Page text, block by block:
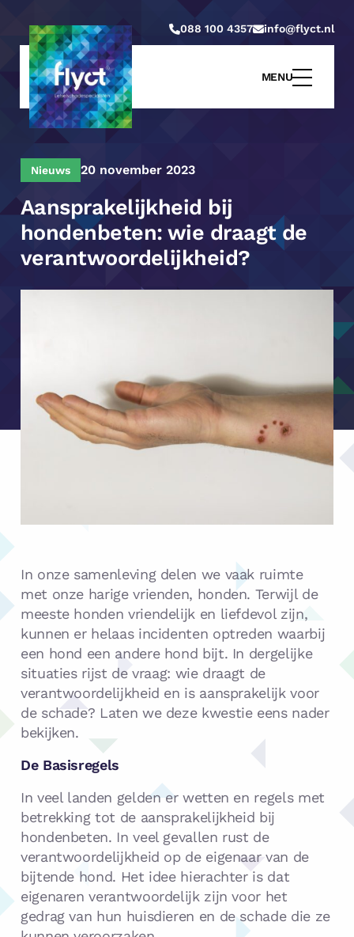
088 100 4357 info@flyct.nl
MENU
Nieuws 20 november 2023
Aansprakelijkheid bij
hondenbeten: wie draagt de
verantwoordelijkheid?
In onze samenleving delen we vaak ruimte
met onze harige vrienden, honden. Terwijl de
meeste honden vriendelijk en liefdevol zijn,
kunnen er helaas incidenten optreden waarbij
een hond een andere hond bijt. In dergelijke
situaties rijst de vraag: wie draagt de
verantwoordelijkheid en is aansprakelijk voor
de schade? Laten we deze kwestie eens nader
bekijken.
De Basisregels
In veel landen gelden er wetten en regels met
betrekking tot de aansprakelijkheid bij
hondenbeten. In veel gevallen rust de
verantwoordelijkheid op de eigenaar van de
bijtende hond. Het idee hierachter is dat
eigenaren verantwoordelijk zijn voor het
gedrag van hun huisdieren en de schade die ze